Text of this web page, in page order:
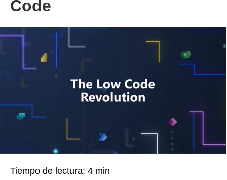
Code
Tiempo de lectura: 4 min